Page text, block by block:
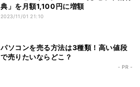
典」を月額1,100円に増額
2023/11/01 21:10
パソコンを売る方法は3種類！高い値段
で売りたいならどこ？
- PR -